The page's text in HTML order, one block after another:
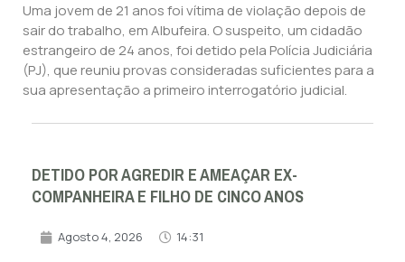
Uma jovem de 21 anos foi vítima de violação depois de
sair do trabalho, em Albufeira. O suspeito, um cidadão
estrangeiro de 24 anos, foi detido pela Polícia Judiciária
(PJ), que reuniu provas consideradas suficientes para a
sua apresentação a primeiro interrogatório judicial.
DETIDO POR AGREDIR E AMEAÇAR EX-
COMPANHEIRA E FILHO DE CINCO ANOS
Agosto 4, 2026 14:31